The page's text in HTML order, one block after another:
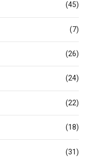
(45)
(7)
(26)
(24)
(22)
(18)
(31)